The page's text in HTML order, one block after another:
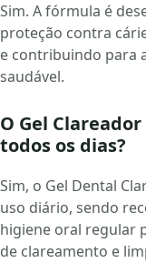
Sim. A fórmula é
proteção contra
e contribuindo para
saudável.
O Gel
todos os dias?
Sim, o Gel Dental
uso diário, sendo
higiene oral regular
de clareamento e